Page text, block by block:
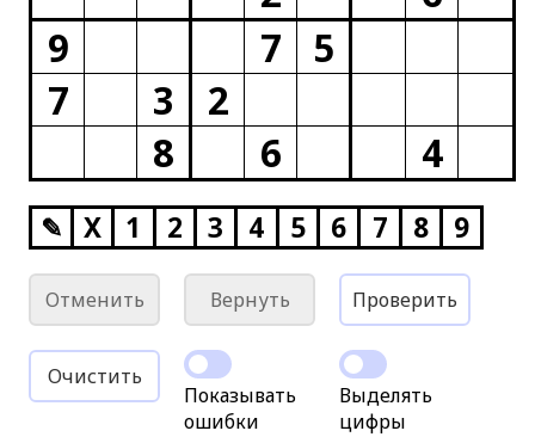
9
7
5
7
3
2
8
6 4
✎ X 1 2 3 4 5 6 7 8 9
Отменить Вернуть Проверить
Очистить
Показывать
ошибки
Выделять
цифры